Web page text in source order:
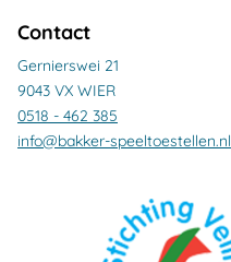
Contact
Gernierswei 21
9043 VX WIER
0518 - 462 385
info@bakker-speeltoestellen.nl